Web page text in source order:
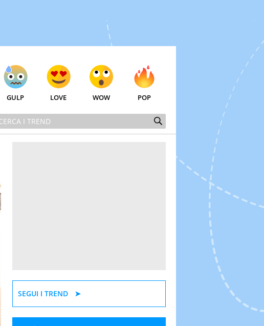
GULP LOVE WOW POP
SEGUI I TREND